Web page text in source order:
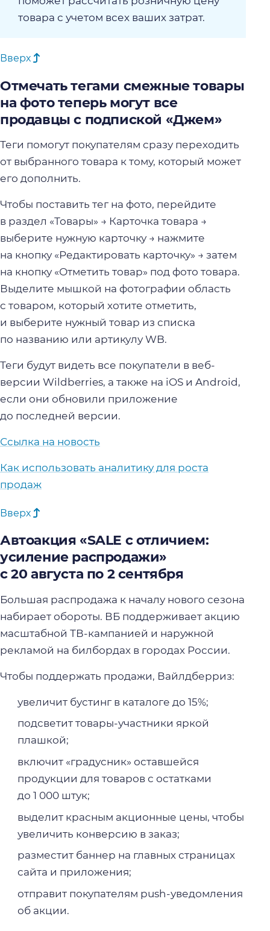
товара с учетом всех ваших затрат.
Вверх
Отмечать тегами смежные товары
на фото теперь могут все
продавцы с подпиской «Джем»
Теги помогут покупателям сразу переходить
от выбранного товара к тому, который может
его дополнить.
Чтобы поставить тег на фото, перейдите
в раздел «Товары» → Карточка товара →
выберите нужную карточку → нажмите
на кнопку «Редактировать карточку» → затем
на кнопку «Отметить товар» под фото товара.
Выделите мышкой на фотографии область
с товаром, который хотите отметить,
и выберите нужный товар из списка
по названию или артикулу WB.
Теги будут видеть все покупатели в веб-
версии Wildberries, а также на iOS и Android,
если они обновили приложение
до последней версии.
Ссылка на новость
Как использовать аналитику для роста
продаж
Вверх
Автоакция «SALE с отличием:
усиление распродажи»
с 20 августа по 2 сентября
Большая распродажа к началу нового сезона
набирает обороты. ВБ поддерживает акцию
масштабной ТВ-кампанией и наружной
рекламой на билбордах в городах России.
Чтобы поддержать продажи, Вайлдберриз:
увеличит бустинг в каталоге до 15%;
подсветит товары-участники яркой
плашкой;
включит «градусник» оставшейся
продукции для товаров с остатками
до 1 000 штук;
выделит красным акционные цены, чтобы
увеличить конверсию в заказ;
разместит баннер на главных страницах
сайта и приложения;
отправит покупателям push-уведомления
об акции.